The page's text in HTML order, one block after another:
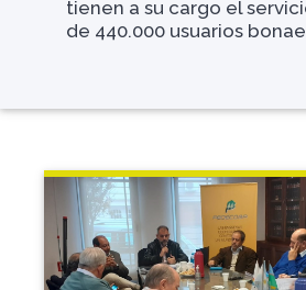
tienen a su cargo el
de 440.000 usuarios